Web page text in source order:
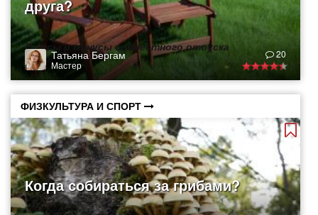
друга?
Плюсы и минусы совместного отпуска
Татьяна Бергам
Мастер
20
ФИЗКУЛЬТУРА И СПОРТ
Когда собираться за грибами?